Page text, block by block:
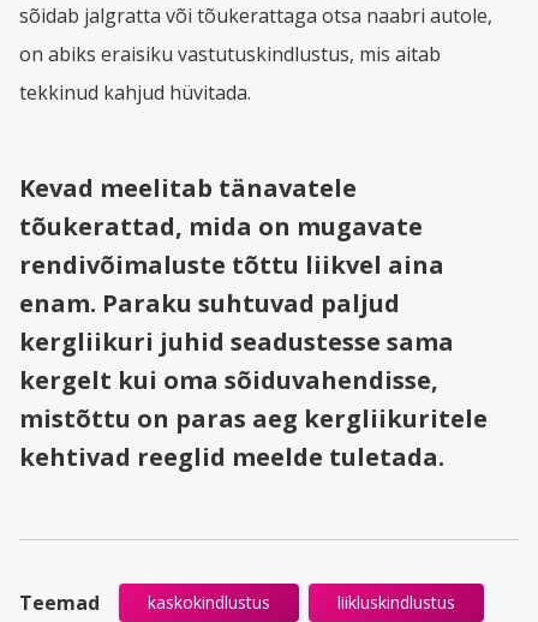
sõidab jalgratta või tõukerattaga otsa naabri autole,
on abiks eraisiku vastutuskindlustus, mis aitab
tekkinud kahjud hüvitada.
Kevad meelitab tänavatele
tõukerattad, mida on mugavate
rendivõimaluste tõttu liikvel aina
enam. Paraku suhtuvad paljud
kergliikuri juhid seadustesse sama
kergelt kui oma sõiduvahendisse,
mistõttu on paras aeg kergliikuritele
kehtivad reeglid meelde tuletada.
Teemad kaskokindlustus liikluskindlustus